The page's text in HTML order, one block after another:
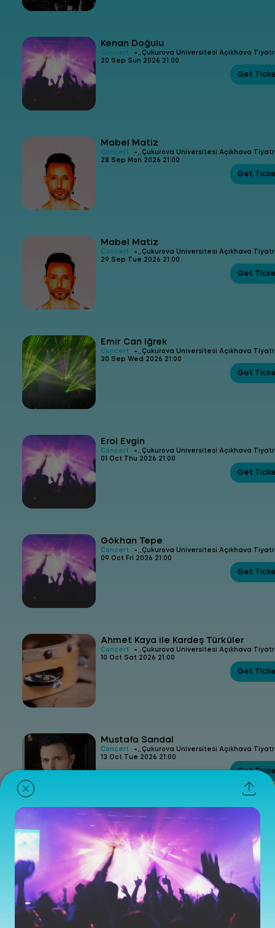
Kenan Doğulu
Concert -Çukurova Üniversitesi Açıkhava
20 Sep Sun 2026 21:00
Get
Mabel Matiz
Concert -Çukurova Üniversitesi Açıkhava
28 Sep Mon 2026 21:00
Get
Mabel Matiz
Concert -Çukurova Üniversitesi Açıkhava
29 Sep Tue 2026 21:00
Get
Emir Can İğrek
Concert -Çukurova Üniversitesi Açıkhava
30 Sep Wed 2026 21:00
Get
Erol Evgin
Concert -Çukurova Üniversitesi Açıkhava
01 Oct Thu 2026 21:00
Get
Gökhan Tepe
Concert -Çukurova Üniversitesi Açıkhava
09 Oct Fri 2026 21:00
Get
Ahmet Kaya ile Kardeş Türküler
Concert -Çukurova Üniversitesi Açıkhava
10 Oct Sat 2026 21:00
Get
Mustafa Sandal
Concert -Çukurova Üniversitesi Açıkhava
13 Oct Tue 2026 21:00
Get
Teoman
Concert - Çukurova Üniversitesi Açıkhava
17 Oct Sat 2026 21:00